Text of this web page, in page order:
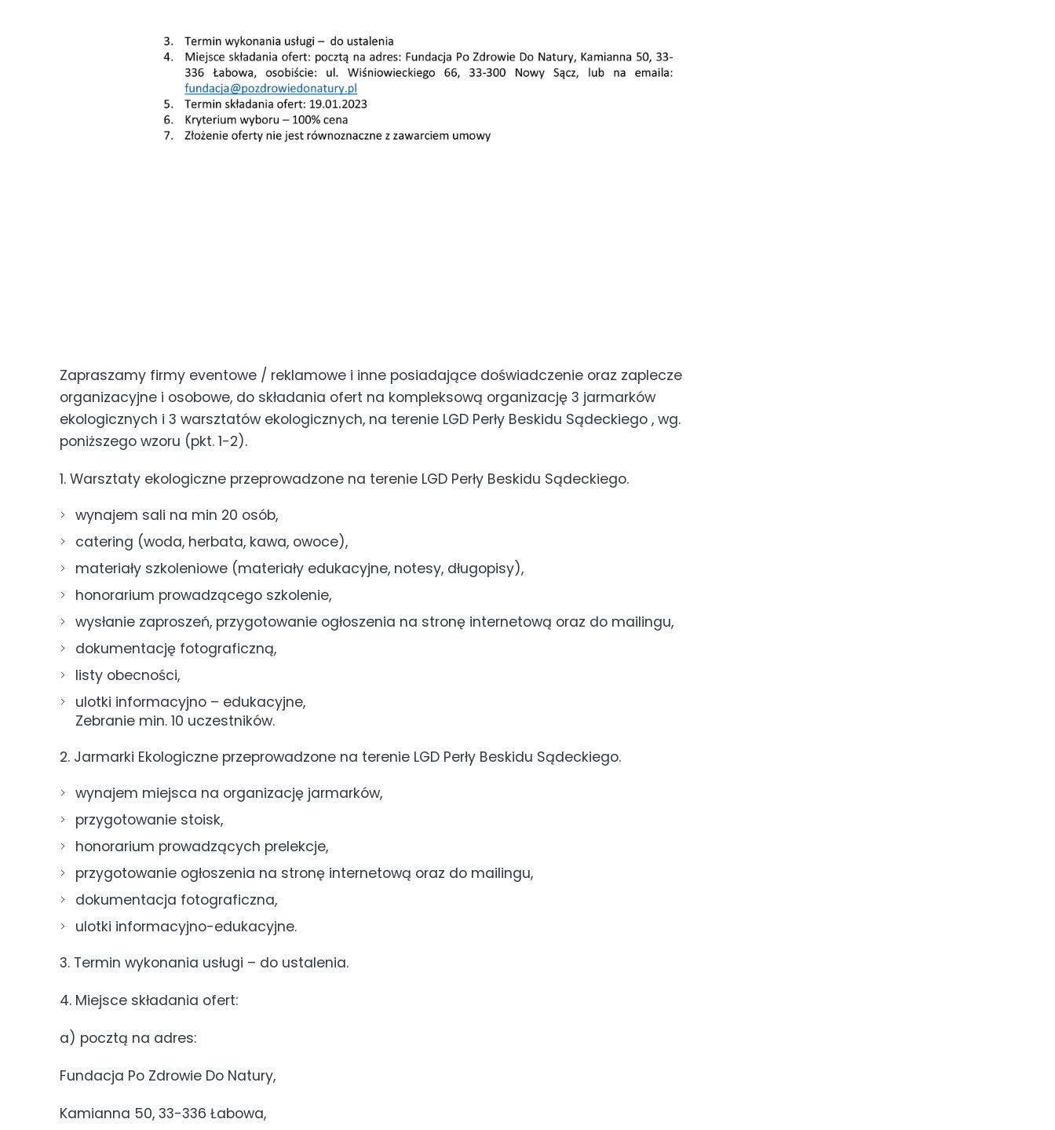
Zapraszamy firmy eventowe / reklamowe i inne posiadające doświadczenie oraz zaplecze
organizacyjne i osobowe, do składania ofert na kompleksową organizację 3 jarmarków
ekologicznych i 3 warsztatów ekologicznych, na terenie LGD Perły Beskidu Sądeckiego , wg.
poniższego wzoru (pkt. 1-2).
1. Warsztaty ekologiczne przeprowadzone na terenie LGD Perły Beskidu Sądeckiego.
wynajem sali na min 20 osób,
catering (woda, herbata, kawa, owoce),
materiały szkoleniowe (materiały edukacyjne, notesy, długopisy),
honorarium prowadzącego szkolenie,
wysłanie zaproszeń, przygotowanie ogłoszenia na stronę internetową oraz do mailingu,
dokumentację fotograficzną,
listy obecności,
ulotki informacyjno – edukacyjne,
Zebranie min. 10 uczestników.
2. Jarmarki Ekologiczne przeprowadzone na terenie LGD Perły Beskidu Sądeckiego.
wynajem miejsca na organizację jarmarków,
przygotowanie stoisk,
honorarium prowadzących prelekcje,
przygotowanie ogłoszenia na stronę internetową oraz do mailingu,
dokumentacja fotograficzna,
ulotki informacyjno-edukacyjne.
3. Termin wykonania usługi – do ustalenia.
4. Miejsce składania ofert:
a) pocztą na adres:
Fundacja Po Zdrowie Do Natury,
Kamianna 50, 33-336 Łabowa,